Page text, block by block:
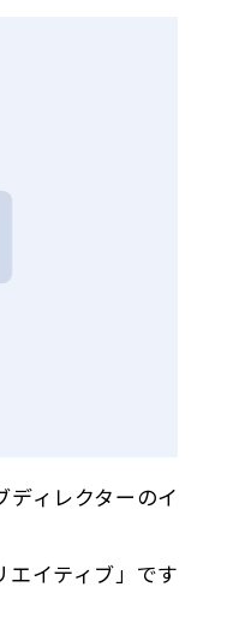
ディレクターのイ
エイティブ」です